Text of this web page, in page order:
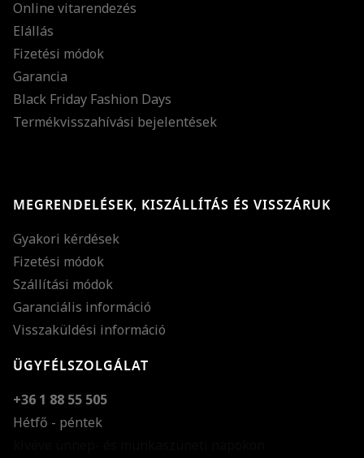
Online vitarendezés
Elállás
Fizetési módok
Garancia
Black Friday Fashion Days
Termékvisszahívási bejelentések
MEGRENDELÉSEK, KISZÁLLÍTÁS ÉS VISSZÁRUK
Gyakori kérdések
Fizetési módok
Szállítási módok
Garanciális információ
Visszaküldési információ
ÜGYFÉLSZOLGÁLAT
+36 1 88 55 505
Hétfő - péntek